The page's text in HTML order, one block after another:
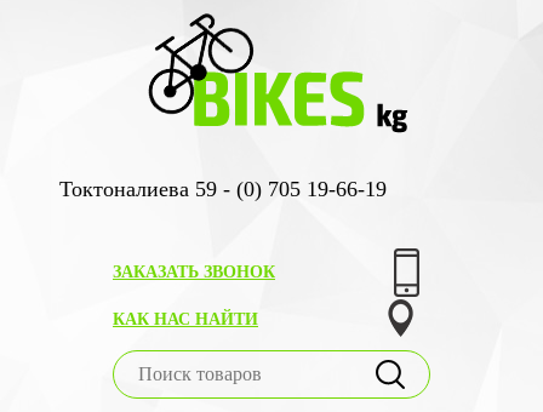
Токтоналиева 59 - (0) 705 19-66-19
ЗАКАЗАТЬ ЗВОНОК
КАК НАС НАЙТИ